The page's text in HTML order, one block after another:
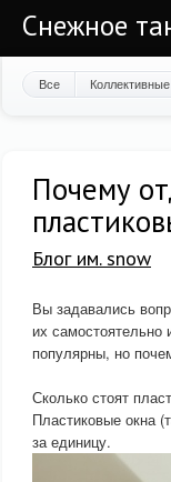
Снежное
Все Коллективные
Почему
Блог им. snow
Вы задавались
их
популярны, но
Сколько стоят
Пластиковые окна
за единицу.